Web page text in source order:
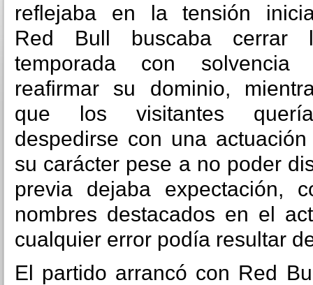
reflejaba en la tensión
Red Bull buscaba cerrar
temporada con solvencia
reafirmar su dominio,
que los visitantes
despedirse con una
su carácter pese a no poder
previa dejaba expectación,
nombres destacados en el
cualquier error podía resultar
El partido arrancó con Red